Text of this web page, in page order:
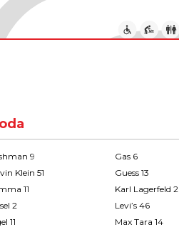
9
Klein 51
11
2
11
Gas 6
Guess 13
Karl Lagerfeld 2
Levi’s 46
Max Tara 14